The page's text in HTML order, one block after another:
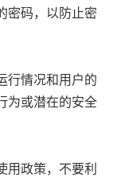
密码，以防止密
行情况和用户的
为或潜在的安全
用政策，不要利